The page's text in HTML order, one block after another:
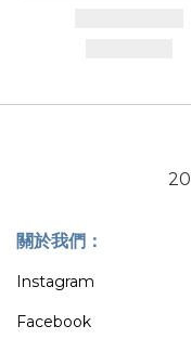
關於我們：
Instagram
Facebook